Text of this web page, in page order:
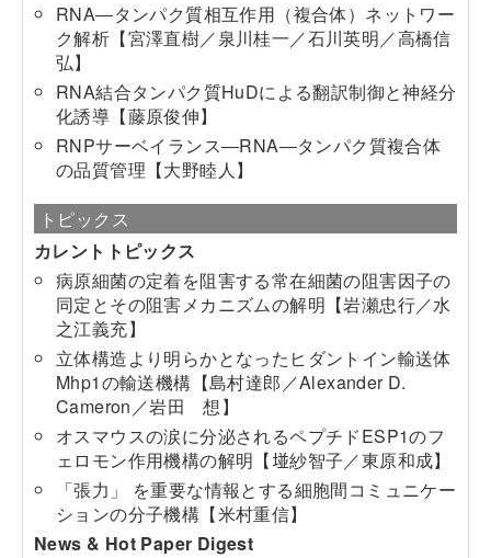
RNA―タンパク質相互作用（複合体）ネットワー
ク解析【宮澤直樹／泉川桂一／石川英明／高橋信
弘】
RNA結合タンパク質HuDによる翻訳制御と神経分
化誘導【藤原俊伸】
RNPサーベイランス―RNA―タンパク質複合体
の品質管理【大野睦人】
トピックス
カレントトピックス
病原細菌の定着を阻害する常在細菌の阻害因子の
同定とその阻害メカニズムの解明【岩瀬忠行／水
之江義充】
立体構造より明らかとなったヒダントイン輸送体
Mhp1の輸送機構【島村達郎／Alexander D.
Cameron／岩田 想】
オスマウスの涙に分泌されるペプチドESP1のフ
ェロモン作用機構の解明【𡌶紗智子／東原和成】
「張力」 を重要な情報とする細胞間コミュニケー
ションの分子機構【米村重信】
News & Hot Paper Digest